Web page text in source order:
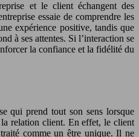
et le client échangent des
essaie de comprendre les
expérience positive, tandis que
à ses attentes. Si l’interaction se
la confiance et la fidélité du
qui prend tout son sens lorsque
relation client. En effet, le client
comme un être unique. Il ne